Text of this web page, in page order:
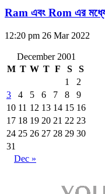
Ram এবং Rom এর মধ্যে
12:20 pm 26 Mar 2022
December 2001
M T W T F S
S
1
2
3
4 5 6 7 8
9
10 11 12 13 14 15 16
17 18 19 20 21 22 23
24 25 26 27 28 29 30
31
Dec »